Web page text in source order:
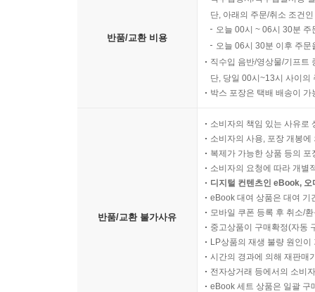
반품/교환 비용
단, 아래의 주문/취소 조건
오늘 00시 ~ 06시 30분
오늘 06시 30분 이후 주
직수입 음반/영상물/기프트
단, 당일 00시~13시 사이의
박스 포장은 택배 배송이
반품/교환 불가사유
소비자의 책임 있는 사유로
소비자의 사용, 포장 개봉
복제가 가능한 상품 등의
소비자의 요청에 따라 개별
디지털 컨텐츠인 eBook,
eBook 대여 상품은 대여 기
모바일 쿠폰 등록 후 취소/
중고상품이 구매확정(자동
LP상품의 재생 불량 원인
시간의 경과에 의해 재판매
전자상거래 등에서의 소비
eBook 세트 상품은 일괄 구